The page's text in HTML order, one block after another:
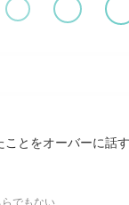
とをオーバーに話
らでもない